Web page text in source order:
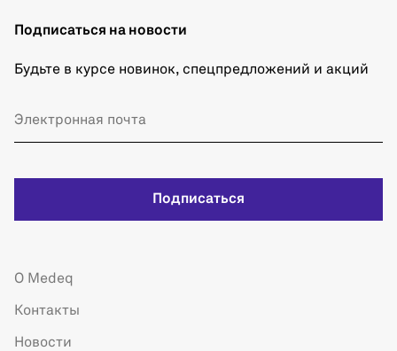
Подписаться на новости
Будьте в курсе новинок, спецпредложений и акций
Подписаться
О Medeq
Контакты
Новости